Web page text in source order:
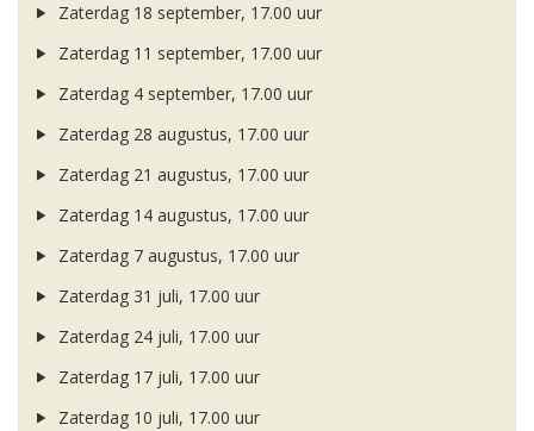
Zaterdag 18 september, 17.00 uur
Zaterdag 11 september, 17.00 uur
Zaterdag 4 september, 17.00 uur
Zaterdag 28 augustus, 17.00 uur
Zaterdag 21 augustus, 17.00 uur
Zaterdag 14 augustus, 17.00 uur
Zaterdag 7 augustus, 17.00 uur
Zaterdag 31 juli, 17.00 uur
Zaterdag 24 juli, 17.00 uur
Zaterdag 17 juli, 17.00 uur
Zaterdag 10 juli, 17.00 uur